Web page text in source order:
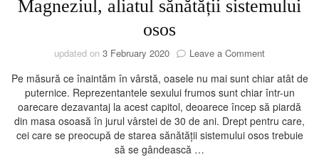
Magneziul, aliatul sănătății sistemului
osos
updated on 3 February 2020 Leave a Commenton
aliatul
sănătății
sistemului
osos
Pe măsură ce înaintăm în vârstă, oasele nu mai sunt chiar atât de
puternice. Reprezentantele sexului frumos sunt chiar într-un
oarecare dezavantaj la acest capitol, deoarece încep să piardă
din masa osoasă în jurul vârstei de 30 de ani. Drept pentru care,
cei care se preocupă de starea sănătății sistemului osos trebuie
să se gândească …